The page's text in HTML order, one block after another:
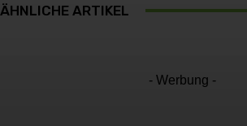
ÄHNLICHE ARTIKEL
- Werbung -